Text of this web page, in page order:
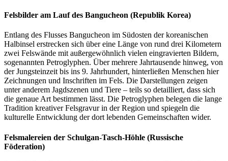
Felsbilder am Lauf des Bangucheon (Republik Korea)
Entlang des Flusses Bangucheon im Südosten der koreanischen
Halbinsel erstrecken sich über eine Länge von rund drei Kilometern
zwei Felswände mit außergewöhnlich vielen eingravierten Bildern,
sogenannten Petroglyphen. Über mehrere Jahrtausende hinweg, von
der Jungsteinzeit bis ins 9. Jahrhundert, hinterließen Menschen hier
Zeichnungen und Inschriften im Fels. Die Darstellungen zeigen
unter anderem Jagdszenen und Tiere – teils so detailliert, dass sich
die genaue Art bestimmen lässt. Die Petroglyphen belegen die lange
Tradition kreativer Felsgravur in der Region und spiegeln die
kulturelle Entwicklung der dort lebenden Gemeinschaften wider.
Felsmalereien der Schulgan-Tasch-Höhle (Russische
Föderation)